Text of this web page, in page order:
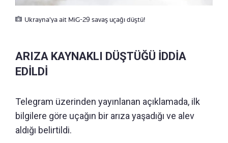
Ukrayna'ya ait MiG-29 savaş uçağı düştü!
ARIZA KAYNAKLI DÜŞTÜĞÜ İDDİA
EDİLDİ
Telegram üzerinden yayınlanan açıklamada, ilk
bilgilere göre uçağın bir arıza yaşadığı ve alev
aldığı belirtildi.